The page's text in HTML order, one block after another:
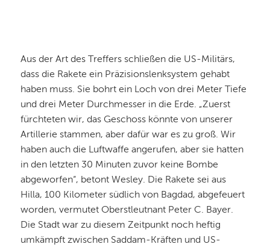
Aus der Art des Treffers schließen die US-Militärs,
dass die Rakete ein Präzisionslenksystem gehabt
haben muss. Sie bohrt ein Loch von drei Meter Tiefe
und drei Meter Durchmesser in die Erde. „Zuerst
fürchteten wir, das Geschoss könnte von unserer
Artillerie stammen, aber dafür war es zu groß. Wir
haben auch die Luftwaffe angerufen, aber sie hatten
in den letzten 30 Minuten zuvor keine Bombe
abgeworfen“, betont Wesley. Die Rakete sei aus
Hilla, 100 Kilometer südlich von Bagdad, abgefeuert
worden, vermutet Oberstleutnant Peter C. Bayer.
Die Stadt war zu diesem Zeitpunkt noch heftig
umkämpft zwischen Saddam-Kräften und US-